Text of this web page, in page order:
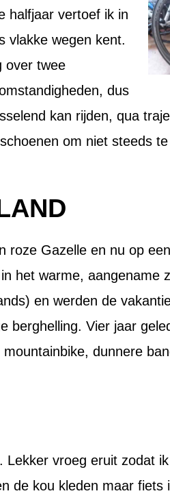
halfjaar vertoef ik in
vlakke wegen kent.
over twee
dus
kan rijden, qua
om niet steeds
Gazelle en nu op
het warme, aangename
en werden de
berghelling. Vier jaar
dunnere
vroeg eruit zodat
de kou kleden maar fiets